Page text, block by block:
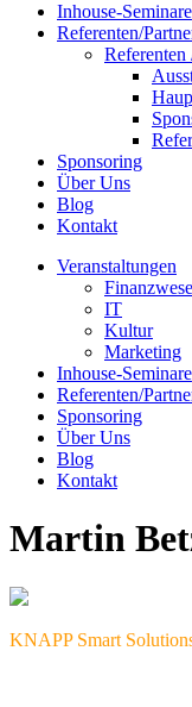
Inhouse-Seminare
Referenten/
Referenten
Sponsoring
Über Uns
Blog
Kontakt
Veranstaltungen
IT
Kultur
Marketing
Inhouse-Seminare
Referenten/
Sponsoring
Über Uns
Blog
Kontakt
Martin
KNAPP Smart